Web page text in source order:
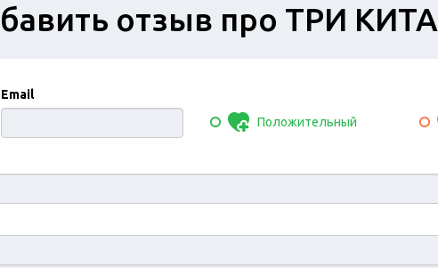
отзыв про ТРИ КИТА
Email
Положительный